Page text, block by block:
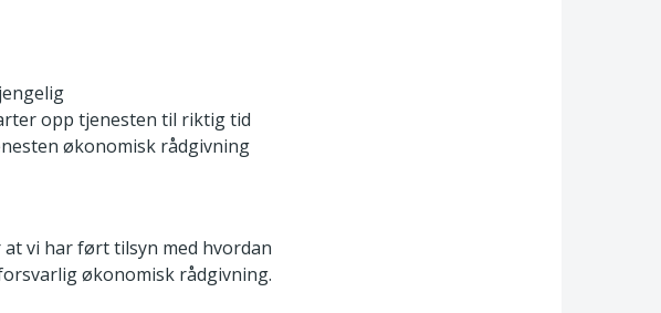
opp tjenesten til riktig tid
økonomisk rådgivning
vi har ført tilsyn med hvordan
økonomisk rådgivning.